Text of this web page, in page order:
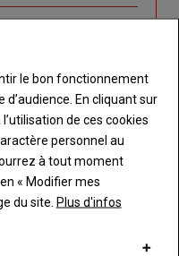
compte
de passe
le bon fonctionnement
En cliquant sur
de ces cookies
personnel au
à tout moment
« Modifier mes
du site. Plus d'infos